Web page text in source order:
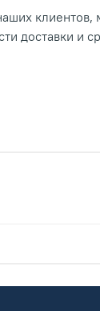
доставки и